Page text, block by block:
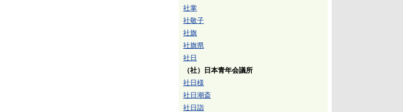
社掌
社敬子
社旗
社旗県
社日
（社）日本青年会議所
社日様
社日潮斎
社日詣